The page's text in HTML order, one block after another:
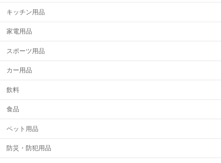
キッチン用品
家電用品
スポーツ用品
カー用品
飲料
食品
ペット用品
防災・防犯用品